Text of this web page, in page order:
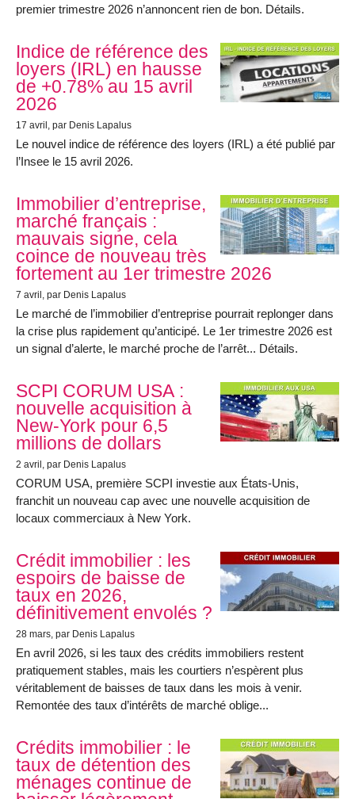
premier trimestre 2026 n’annoncent rien de bon. Détails.
Indice de référence des
loyers (IRL) en hausse
de +0.78% au 15 avril
2026
17 avril , par Denis Lapalus
Le nouvel indice de référence des loyers (IRL) a été publié par
l’Insee le 15 avril 2026.
Immobilier d’entreprise,
marché français :
mauvais signe, cela
coince de nouveau très
fortement au 1er trimestre 2026
7 avril , par Denis Lapalus
Le marché de l’immobilier d’entreprise pourrait replonger dans
la crise plus rapidement qu’anticipé. Le 1er trimestre 2026 est
un signal d’alerte, le marché proche de l’arrêt... Détails.
SCPI CORUM USA :
nouvelle acquisition à
New-York pour 6,5
millions de dollars
2 avril , par Denis Lapalus
CORUM USA, première SCPI investie aux États-Unis,
franchit un nouveau cap avec une nouvelle acquisition de
locaux commerciaux à New York.
Crédit immobilier : les
espoirs de baisse de
taux en 2026,
définitivement envolés ?
28 mars, par Denis Lapalus
En avril 2026, si les taux des crédits immobiliers restent
pratiquement stables, mais les courtiers n’espèrent plus
véritablement de baisses de taux dans les mois à venir.
Remontée des taux d’intérêts de marché oblige...
Crédits immobilier : le
taux de détention des
ménages continue de